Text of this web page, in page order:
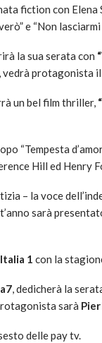
fiction con Elena
e “Non lasciarmi
la sua serata con
vedrà protagonista
un bel film thriller,
“Tempesta
Hill ed Henry
– la voce
sarà
Italia 1 con la
, dedicherà la
sarà
delle pay tv.